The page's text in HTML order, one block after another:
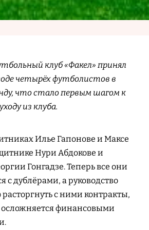
клуб «Факел» принял
четырёх футболистов в
что стало первым шагом к
из клуба.
Илье Гапонове и Максе
Нури Абдокове и
Гонгадзе. Теперь все они
с дублёрами, а руководство
с ними контракты,
осложняется финансовыми